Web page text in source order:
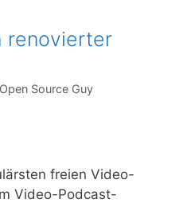
renovierter
Source Guy
freien Video-
Video-Podcast-